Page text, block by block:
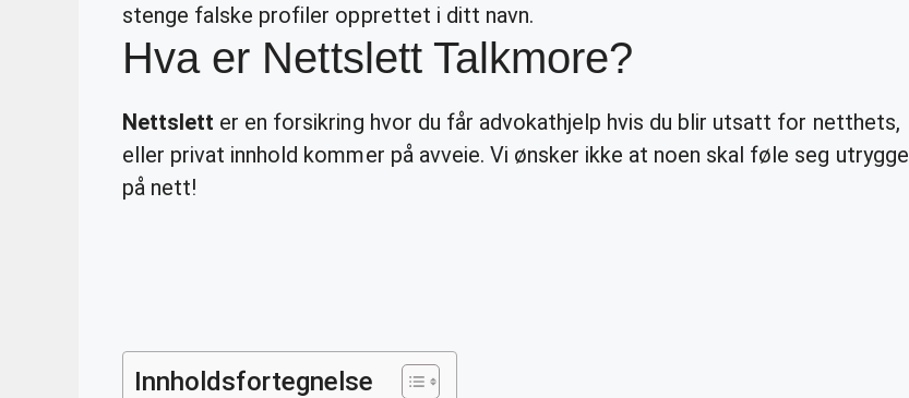
stenge falske profiler opprettet i ditt navn.
Hva er Nettslett Talkmore?
Nettslett er en forsikring hvor du får advokathjelp hvis du blir utsatt for netthets,
eller privat innhold kommer på avveie. Vi ønsker ikke at noen skal føle seg utrygge
på nett!
Innholdsfortegnelse